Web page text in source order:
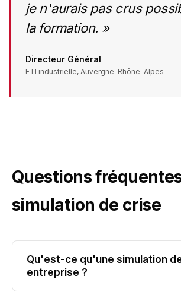
je n'aurais pas crus
la formation. »
Directeur Général
ETI industrielle, Auvergne-Rhône-Alpes
Questions
simulation de crise
Qu'est-ce qu'une simulation
entreprise ?